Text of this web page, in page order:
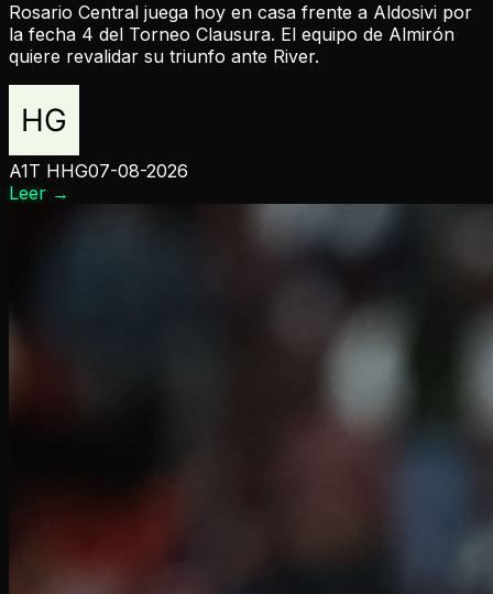
Rosario Central juega hoy en casa frente a Aldosivi por
la fecha 4 del Torneo Clausura. El equipo de Almirón
quiere revalidar su triunfo ante River.
A1T HHG07-08-2026
Leer →